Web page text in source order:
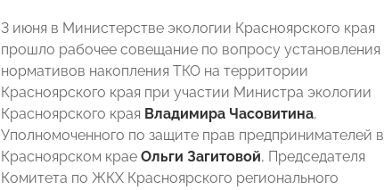
3 июня в Министерстве экологии Красноярского края
прошло рабочее совещание по вопросу установления
нормативов накопления ТКО на территории
Красноярского края при участии Министра экологии
Красноярского края Владимира Часовитина,
Уполномоченного по защите прав предпринимателей в
Красноярском крае Ольги Загитовой, Председателя
Комитета по ЖКХ Красноярского регионального